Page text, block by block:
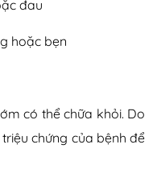
đau
hoặc bẹn
có thể chữa khỏi. Do
chứng của bệnh để